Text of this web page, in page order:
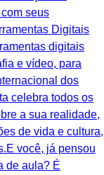
seus
Digitais
digitais
e vídeo, para
dos
celebra todos os
a sua realidade,
de vida e cultura,
você, já pensou
de aula? É